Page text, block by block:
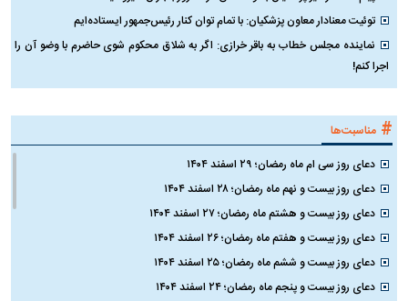
توئیت معنادار معاون پزشکیان: با تمام توان کنار رئیس‌جمهور ایستاده‌ایم
نماینده مجلس خطاب به باقر خرازی: اگر به شلاق محکوم شوی حاضرم با وضو آن را
اجرا کنم!
# مناسبت‌ها
دعای روز سی ام ماه رمضان؛ ۲۹ اسفند ۱۴۰۴
دعای روز بیست و نهم ماه رمضان؛ ۲۸ اسفند ۱۴۰۴
دعای روز بیست و هشتم ماه رمضان؛ ۲۷ اسفند ۱۴۰۴
دعای روز بیست و هفتم ماه رمضان؛ ۲۶ اسفند ۱۴۰۴
دعای روز بیست و ششم ماه رمضان؛ ۲۵ اسفند ۱۴۰۴
دعای روز بیست و پنجم ماه رمضان؛ ۲۴ اسفند ۱۴۰۴